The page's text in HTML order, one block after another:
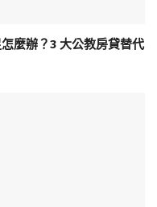
麼辦？3 大公教房貸替代